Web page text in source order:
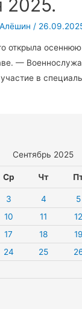
2025.
/
открыла
—
в
Сентябрь 2025
Ср Чт
3 4 5
10 11 12
17 18 19
24 25